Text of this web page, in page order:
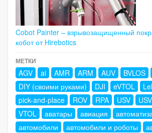
Cobot Painter – взрывозащищенный
кобот от Hirebotics
МЕТКИ
AGV ai AMR ARM AUV BVLOS
DIY (своими руками)
DJI eVTOL
pick-and-place
ROV RPA USV
VTOL
аватары авиация
автомобили
автомобили и роботы